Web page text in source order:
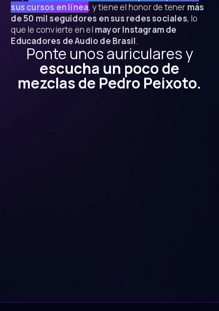
sus cursos en línea, y tiene el honor de tener más
de 50 mil seguidores en sus redes sociales, lo
que le convierte en el mayor Instagram de
Educadores de Audio de Brasil.
Ponte unos auriculares y
escucha un poco de
mezclas de Pedro Peixoto.